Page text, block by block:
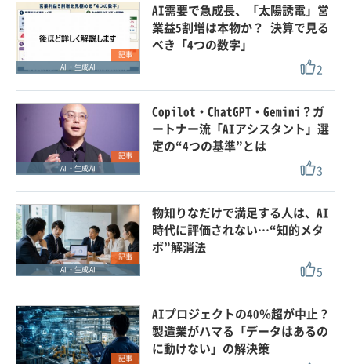
記事
AI・生成AI
AI需要で急成長、「太陽誘電」営
業益5割増は本物か？ 決算で見る
べき「4つの数字」
2
記事
AI・生成AI
Copilot・ChatGPT・Gemini？ガ
ートナー流「AIアシスタント」選
定の“4つの基準”とは
3
記事
AI・生成AI
物知りなだけで満足する人は、AI
時代に評価されない…“知的メタ
ボ”解消法
5
記事
AIプロジェクトの40％超が中止？
製造業がハマる「データはあるの
に動けない」の解決策